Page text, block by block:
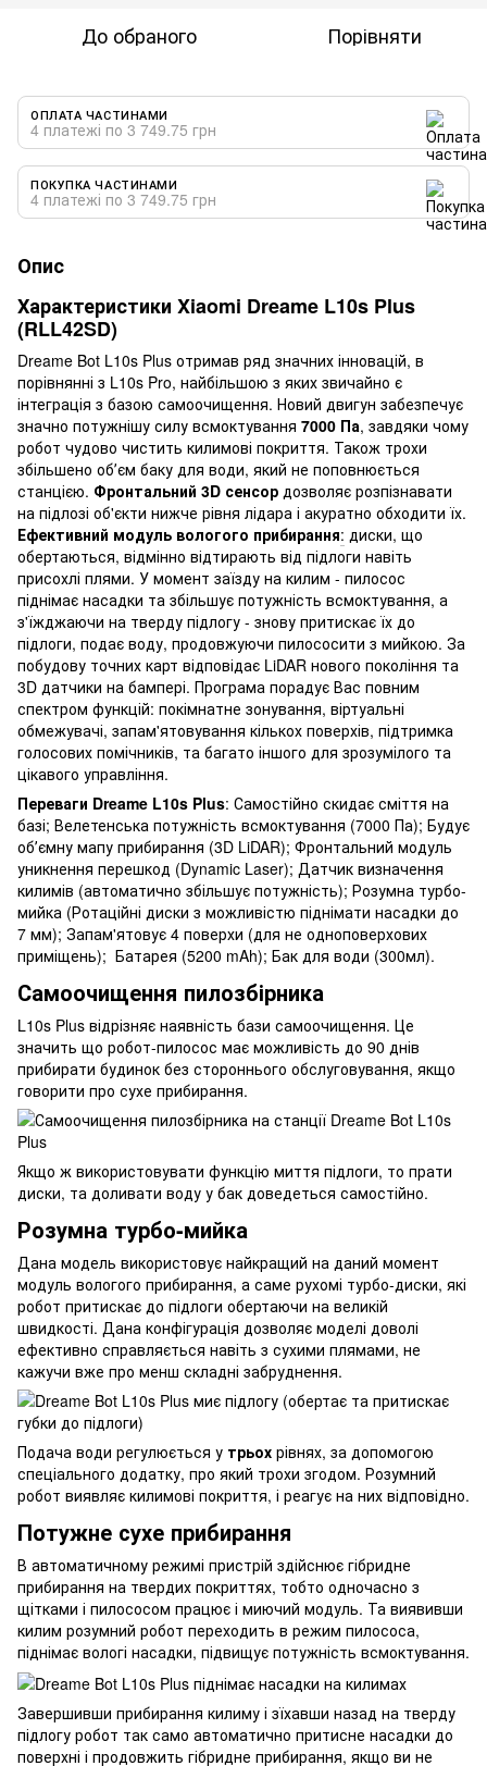
До обраного Порівняти
ОПЛАТА ЧАСТИНАМИ
4 платежі по 3 749.75 грн
ПОКУПКА ЧАСТИНАМИ
4 платежі по 3 749.75 грн
Опис
Характеристики Xiaomi Dreame L10s Plus
(RLL42SD)
Dreame Bot L10s Plus отримав ряд значних інновацій, в
порівнянні з L10s Pro, найбільшою з яких звичайно є
інтеграція з базою самоочищення. Новий двигун забезпечує
значно потужнішу силу всмоктування 7000 Па, завдяки чому
робот чудово чистить килимові покриття. Також трохи
збільшено обʼєм баку для води, який не поповнюється
станцією. Фронтальний 3D сенсор дозволяє розпізнавати
на підлозі об'єкти нижче рівня лідара і акуратно обходити їх.
Ефективний модуль вологого прибирання: диски, що
обертаються, відмінно відтирають від підлоги навіть
присохлі плями. У момент заїзду на килим - пилосос
піднімає насадки та збільшує потужність всмоктування, а
з'їжджаючи на тверду підлогу - знову притискає їх до
підлоги, подає воду, продовжуючи пилососити з мийкою. За
побудову точних карт відповідає LiDAR нового покоління та
3D датчики на бампері. Програма порадує Вас повним
спектром функцій: покімнатне зонування, віртуальні
обмежувачі, запам'ятовування кількох поверхів, підтримка
голосових помічників, та багато іншого для зрозумілого та
цікавого управління.
Переваги Dreame L10s Plus: Самостійно скидає сміття на
базі; Велетенська потужність всмоктування (7000 Па); Будує
обʼємну мапу прибирання (3D LiDAR); Фронтальний модуль
уникнення перешкод (Dynamic Laser); Датчик визначення
килимів (автоматично збільшує потужність); Розумна турбо-
мийка (Ротаційні диски з можливістю піднімати насадки до
7 мм); Запам'ятовує 4 поверхи (для не одноповерхових
приміщень); Батарея (5200 mAh); Бак для води (300мл).
Самоочищення пилозбірника
L10s Plus відрізняє наявність бази самоочищення. Це
значить що робот-пилосос має можливість до 90 днів
прибирати будинок без стороннього обслуговування, якщо
говорити про сухе прибирання.
Якщо ж використовувати функцію миття підлоги, то прати
диски, та доливати воду у бак доведеться самостійно.
Розумна турбо-мийка
Дана модель використовує найкращий на даний момент
модуль вологого прибирання, а саме рухомі турбо-диски, які
робот притискає до підлоги обертаючи на великій
швидкості. Дана конфігурація дозволяє моделі доволі
ефективно справляється навіть з сухими плямами, не
кажучи вже про менш складні забруднення.
Подача води регулюється у трьох рівнях, за допомогою
спеціального додатку, про який трохи згодом. Розумний
робот виявляє килимові покриття, і реагує на них відповідно.
Потужне сухе прибирання
В автоматичному режимі пристрій здійснює гібридне
прибирання на твердих покриттях, тобто одночасно з
щітками і пилососом працює і миючий модуль. Та виявивши
килим розумний робот переходить в режим пилососа,
піднімає вологі насадки, підвищує потужність всмоктування.
Завершивши прибирання килиму і зїхавши назад на тверду
підлогу робот так само автоматично притисне насадки до
поверхні і продовжить гібридне прибирання, якщо ви не